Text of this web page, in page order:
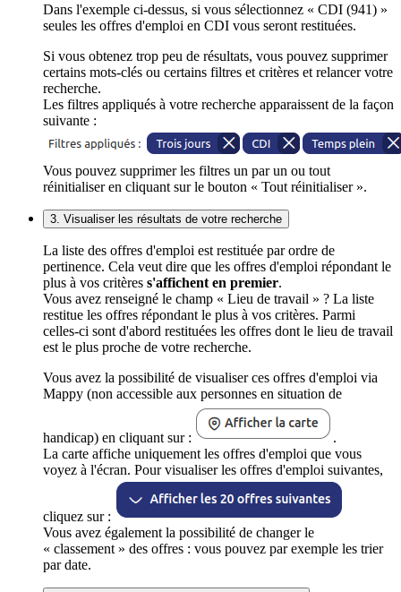
Dans l'exemple ci-dessus, si vous sélectionnez « CDI (941) »
seules les offres d'emploi en CDI vous seront restituées.
Si vous obtenez trop peu de résultats, vous pouvez supprimer
certains mots-clés ou certains filtres et critères et relancer votre
recherche.
Les filtres appliqués à votre recherche apparaissent de la façon
suivante :
Vous pouvez supprimer les filtres un par un ou tout
réinitialiser en cliquant sur le bouton « Tout réinitialiser ».
3. Visualiser les résultats de votre recherche
La liste des offres d'emploi est restituée par ordre de
pertinence. Cela veut dire que les offres d'emploi répondant le
plus à vos critères s'affichent en premier.
Vous avez renseigné le champ « Lieu de travail » ? La liste
restitue les offres répondant le plus à vos critères. Parmi
celles-ci sont d'abord restituées les offres dont le lieu de travail
est le plus proche de votre recherche.
Vous avez la possibilité de visualiser ces offres d'emploi via
Mappy (non accessible aux personnes en situation de
handicap) en cliquant sur :
.
La carte affiche uniquement les offres d'emploi que vous
voyez à l'écran. Pour visualiser les offres d'emploi suivantes,
cliquez sur :
Vous avez également la possibilité de changer le
« classement » des offres : vous pouvez par exemple les trier
par date.